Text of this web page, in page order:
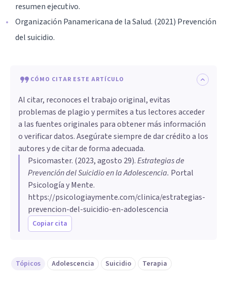
resumen ejecutivo.
Organización Panamericana de la Salud. (2021) Prevención
del suicidio.
CÓMO CITAR ESTE ARTÍCULO
Al citar, reconoces el trabajo original, evitas
problemas de plagio y permites a tus lectores acceder
a las fuentes originales para obtener más información
o verificar datos. Asegúrate siempre de dar crédito a los
autores y de citar de forma adecuada.
Psicomaster. (2023, agosto 29).Estrategias de
Prevención del Suicidio en la Adolescencia. Portal
Psicología y Mente.
https://psicologiaymente.com/clinica/estrategias-
prevencion-del-suicidio-en-adolescencia
Copiar cita
Tópicos Adolescencia Suicidio Terapia